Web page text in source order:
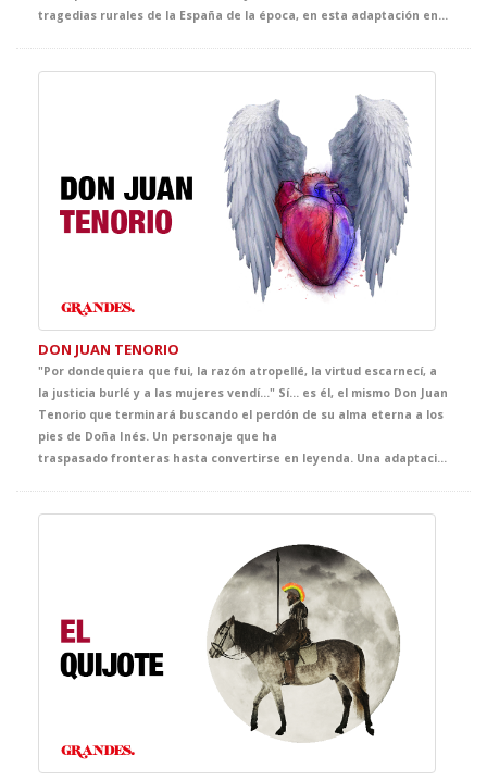
DON JUAN TENORIO
"Por dondequiera que fui, la razón atropellé, la virtud escarnecí, a
la justicia burlé y a las mujeres vendí…" Sí... es él, el mismo Don Juan
Tenorio que terminará buscando el perdón de su alma eterna a los
pies de Doña Inés. Un personaje que ha